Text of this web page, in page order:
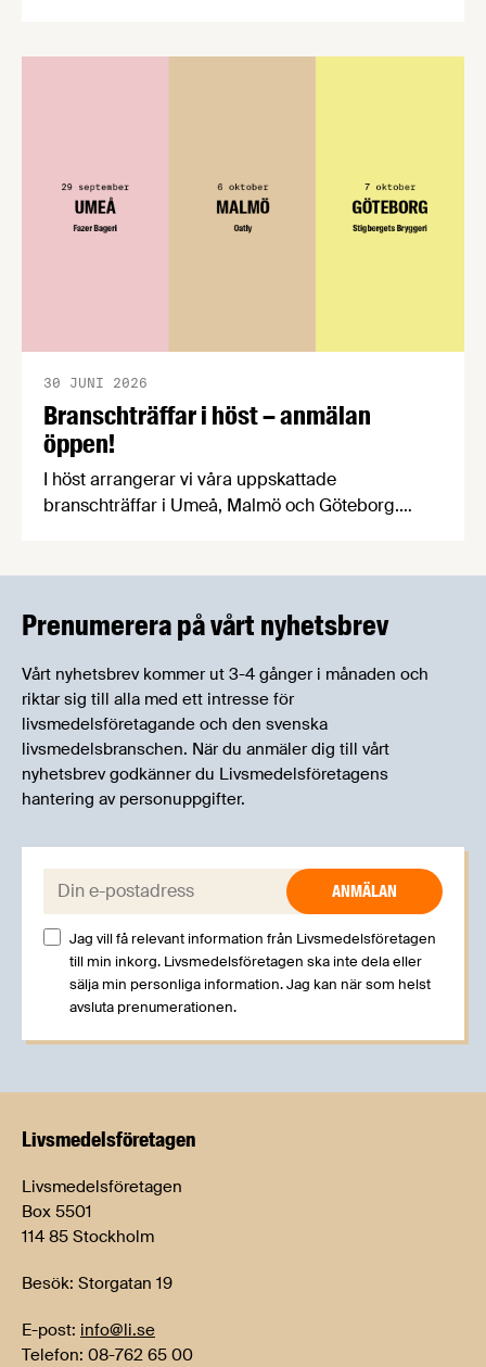
Branschträffar i höst – anmälan
öppen!
30 JUNI 2026
I höst arrangerar vi våra uppskattade
branschträffar i Umeå, Malmö och Göteborg.
Prenumerera på vårt nyhetsbrev
Vårt nyhetsbrev kommer ut 3-4 gånger i månaden och
riktar sig till alla med ett intresse för
livsmedelsföretagande och den svenska
livsmedelsbranschen. När du anmäler dig till vårt
nyhetsbrev godkänner du Livsmedelsföretagens
hantering av personuppgifter.
E-post:
Jag vill få relevant information från Livsmedelsföretagen
till min inkorg. Livsmedelsföretagen ska inte dela eller
sälja min personliga information. Jag kan när som helst
avsluta prenumerationen.
Livsmedels­företagen
Livsmedelsföretagen
Box 5501
114 85 Stockholm
Besök: Storgatan 19
E-post: info@li.se
Telefon: 08-762 65 00